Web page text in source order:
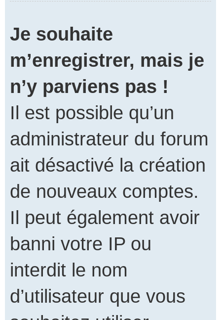
Je souhaite
m’enregistrer, mais je
n’y parviens pas !
Il est possible qu’un
administrateur du forum
ait désactivé la création
de nouveaux comptes.
Il peut également avoir
banni votre IP ou
interdit le nom
d’utilisateur que vous